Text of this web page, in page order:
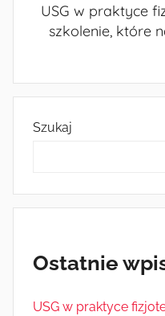
USG w praktyce
szkolenie, które
Szukaj
Ostatnie
USG w praktyce